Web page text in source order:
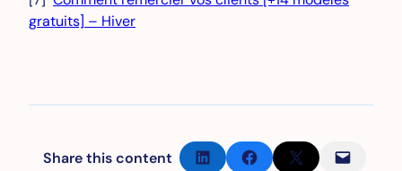
gratuits] – Hiver
Share this content Partager sur LinkedInPartager sur Facebook
Partager sur X Envoyer cette page par e-mail